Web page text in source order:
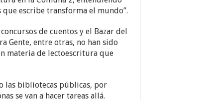
escribe transforma el mundo”.
de cuentos y el Bazar del
Gente, entre otras, no han sido
materia de lectoescritura que
las bibliotecas públicas, por
se van a hacer tareas allá.